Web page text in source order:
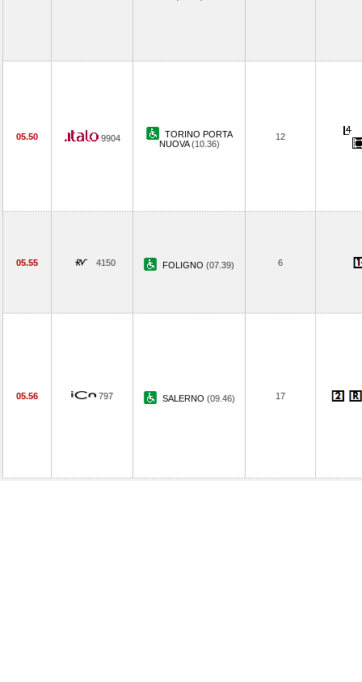
05.50 9904
TORINO PORTA
NUOVA(10.36)
12
05.55 4150 FOLIGNO (07.39) 6
05.56 797 SALERNO (09.46) 17